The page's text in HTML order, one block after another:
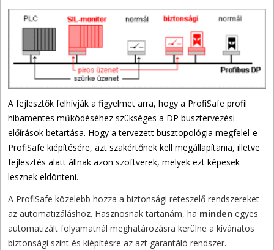
A fejlesztők felhívják a figyelmet arra, hogy a ProfiSafe profil
hibamentes működéséhez szükséges a DP busztervezési
előírások betartása. Hogy a tervezett busztopológia megfelel-e
ProfiSafe kiépítésére, azt szakértőnek kell megállapítania, illetve
fejlesztés alatt állnak azon szoftverek, melyek ezt képesek
lesznek eldönteni.
A ProfiSafe közelebb hozza a biztonsági reteszelő rendszereket
az automatizáláshoz. Hasznosnak tartanám, ha minden egyes
automatizált folyamatnál meghatározásra kerülne a kívánatos
biztonsági szint és kiépítésre az azt garantáló rendszer.